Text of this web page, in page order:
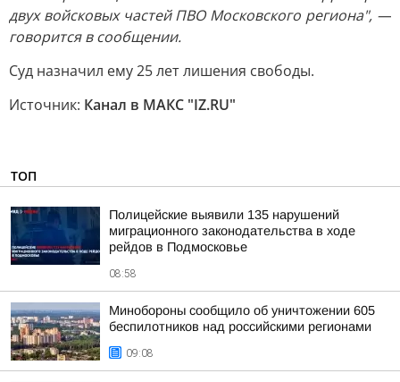
двух войсковых частей ПВО Московского региона", —
говорится в сообщении.
Суд назначил ему 25 лет лишения свободы.
Источник: Канал в МАКС "IZ.RU"
ТОП
Полицейские выявили 135 нарушений
миграционного законодательства в ходе
рейдов в Подмосковье
08:58
Минобороны сообщило об уничтожении 605
беспилотников над российскими регионами
09:08